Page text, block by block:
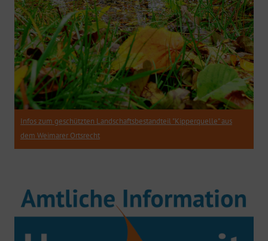
Infos zum geschützten Landschaftsbestandteil "Kipperquelle" aus
dem Weimarer Ortsrecht